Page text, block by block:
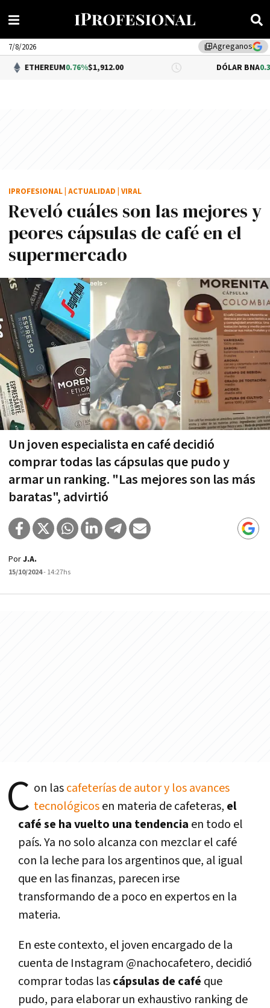
library_addAgreganos
7/8/2026
0.76%$1,912.00 DÓLAR BNA 0.34%$1,520.00
Reveló cuáles son las mejores y
peores cápsulas de café en el
supermercado
Un joven especialista en café decidió
comprar todas las cápsulas que pudo y
armar un ranking. "Las mejores son las más
baratas", advirtió
IPROFESIONAL ACTUALIDAD VIRAL
PorJ.A.
15/10/2024- 14:27hs
C on lascafeterías de autor y los avances
tecnológicosen materia de cafeteras, el
café se ha vuelto una tendencia en todo el
país. Ya no solo alcanza con mezclar el café
con la leche para los argentinos que, al igual
que en las finanzas, parecen irse
transformando de a poco en expertos en la
materia.
En este contexto, el joven encargado de la
cuenta de Instagram @nachocafetero, decidió
comprar todas lascápsulas de café que
pudo, para elaborar un exhaustivo ranking de